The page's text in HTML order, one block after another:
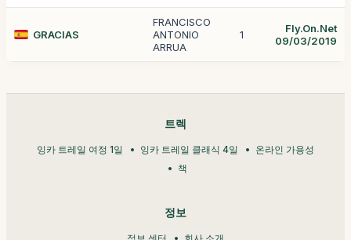
GRACIAS
FRANCISCO
ANTONIO
ARRUA
1
Fly.On.Net
09/03/2019
트렉
잉카 트레일 여정 1일 잉카 트레일 클래식 4일
온라인 가용성
책
정보